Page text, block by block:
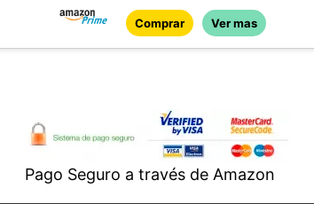
Nuestros productos están fabricados en
Alemania con la última tecnología y un
Comprar Ver mas
Pago Seguro a través de Amazon